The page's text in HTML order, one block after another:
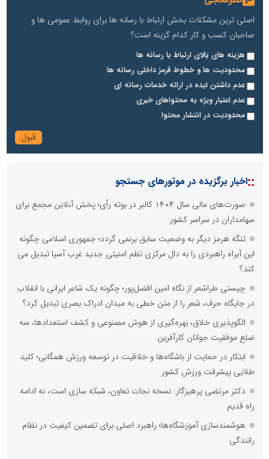
اصلی ترین مشکلات بخش ارتباط با رسانه ها برای روابط عمومی ها و
صاحبان کسب و کار کدام گزینه است؟
هزینه های بالای ارتباط با رسانه ها
محدودیت ها و خطوط قرمز داخلی رسانه ها
عدم داشتن ایده در ارائه خدمات رسانه ای
عدم اعتبار ویژه به محتواهای خبری
محدودیت در انتشار محتوا
::اخبار برگزیده در موتورهای جستجو
صورت‌های مالی سال ۱۴۰۴ کالبر در بوته رأی؛ پخش آنلاین مجمع برای
سهامداران در سراسر کشور
تنگه هرمز دیگر به وضعیت سابق برنمی گردد؛ جمهوری اسلامی چگونه
این آبراه راهبردی را به دال مرکزی نظم امنیتی جدید غرب آسیا تبدیل می
کند؟
چیستی طراشعر از نگاه امین افضل‌پور؛ چگونه یک شاعر ایرانی با انقلاب
در جایگاه حرف، شعر را از متن خطی به میدان ادراک بصری تبدیل کرد؟
الگوپذیری خلاق، بهره‌گیری از هوش مصنوعی و کشف استعدادها، سه
ضلع موفقیت جوانان کارآفرین
ابتکار در حمایت از باشگاه‌ها و خلاقیت در توسعه ورزش همگانی؛ کلید
طلایی پیشرفت ورزش کشور
دکتر مرتضی پرهیزگار: نسخه نجات تعاون، شبکه سازی است، نه ادامه
راه قدیم
هوشمندسازی آموزشگاه‌ها؛ راهبرد اصلی برای تضمین کیفیت در نظام
رانندگی